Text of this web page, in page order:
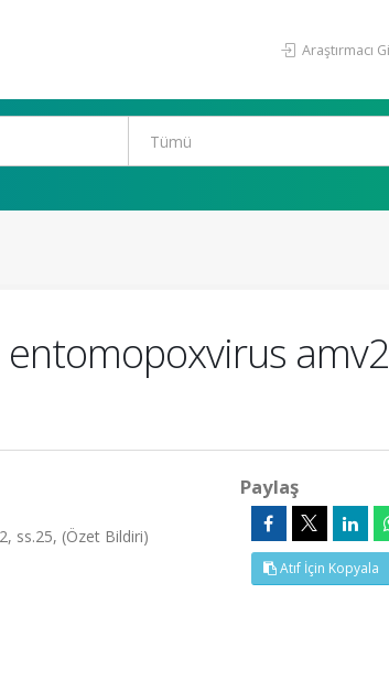
Araştırmacı
ss.25, (Özet Bildiri)
Paylaş
Atıf İçin Kopyala